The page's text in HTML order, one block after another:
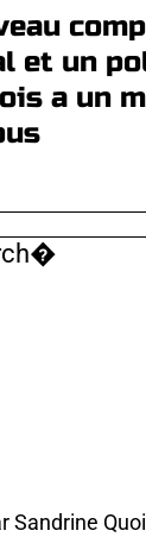
et un
a un
Sandrine